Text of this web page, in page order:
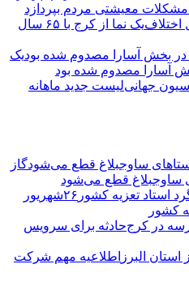
معیشتی مردم بپردازد
یک نما از کرج با ۶۵ سال
یک
آسارا مصدوم شده بود
لیست جدید ماهانه
گاز
ساوجبلاغ قطع می‌شود
۲۶شهریور
کشور
حادثه برای سرویس
️اطلاعیه مهم شرکت